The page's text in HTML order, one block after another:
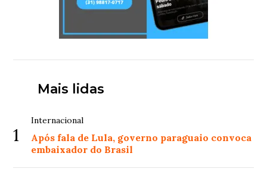
Mais lidas
1
Internacional
Após fala de Lula, governo paraguaio convoca
embaixador do Brasil